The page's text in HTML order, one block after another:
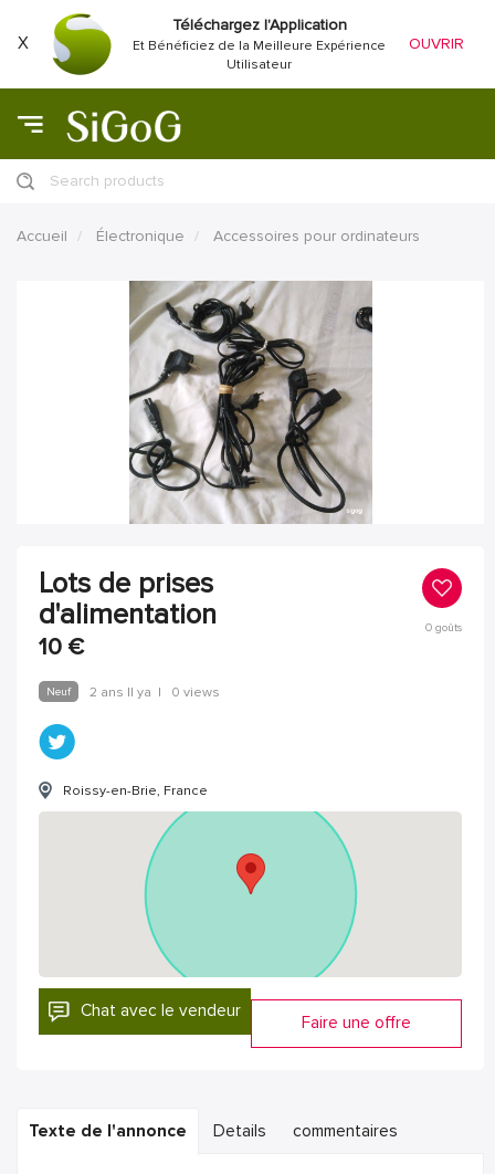
X
Téléchargez l'Application
Et Bénéficiez de la Meilleure Expérience
Utilisateur
OUVRIR
Search products
Accueil Électronique Accessoires pour ordinateurs
Lots de prises
d'alimentation
10 €
0goûts
Neuf 2 ans Il ya | 0 views
Roissy-en-Brie, France
Chat avec le vendeur
Faire une offre
Texte de l'annonce Details commentaires